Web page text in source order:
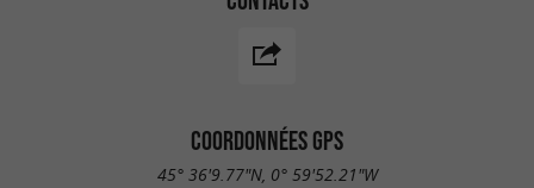
COORDONNÉES GPS
45° 36'9.77"N, 0° 59'52.21"W